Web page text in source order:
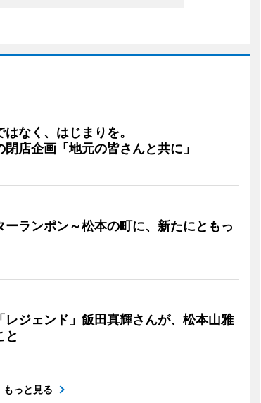
なく、はじまりを。
店企画「地元の皆さんと共に」
ーランポン～松本の町に、新たにともっ
レジェンド」飯田真輝さんが、松本山雅
と
もっと見る